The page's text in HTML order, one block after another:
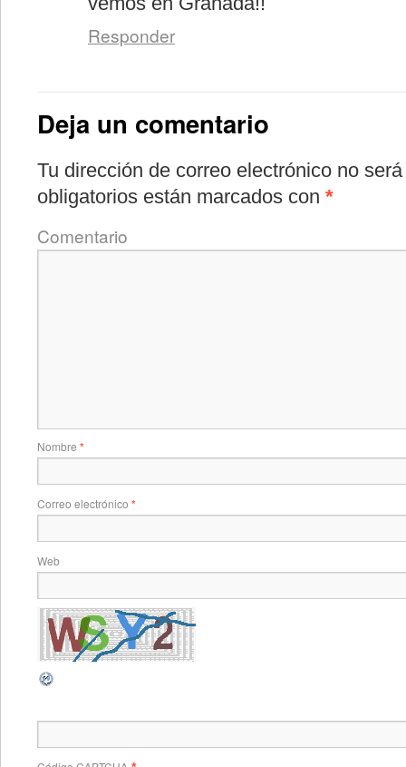
Responder
Deja un comentario
Tu dirección de correo electrónico no
obligatorios están marcados con *
Comentario
Nombre *
Correo electrónico *
Web